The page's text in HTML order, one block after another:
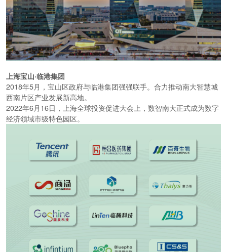
上海宝山·临港集团
2018年5月，宝山区政府与临港集团强强联手。合力推动南大智慧城
西南片区产业发展新高地。
2022年6月 16日，上海全球投资促进大会上，数智南大正式成为数字
经济领域市级特色园区。